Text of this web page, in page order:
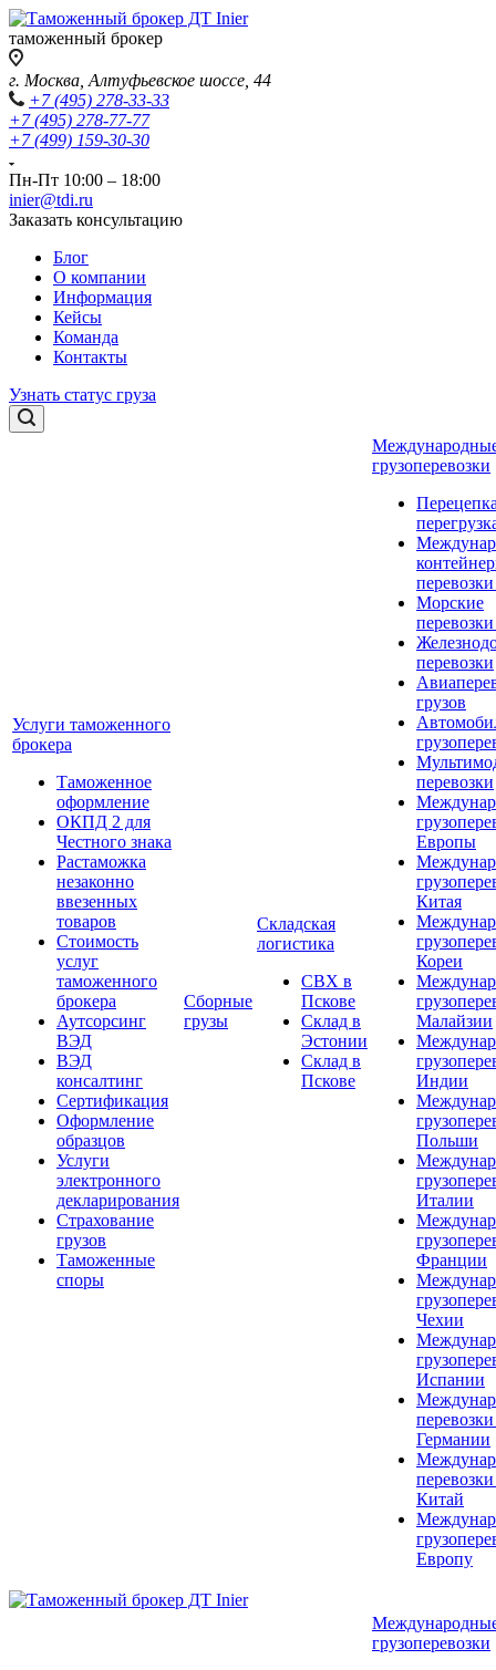
таможенный брокер
г. Москва, Алтуфьевское шоссе, 44
+7 (495) 278-33-33
+7 (495) 278-77-77
+7 (499) 159-30-30
Пн-Пт 10:00 – 18:00
inier@tdi.ru
Заказать консультацию
Блог
О компании
Информация
Кейсы
Команда
Контакты
Узнать статус груза
Услуги таможенного
брокера
Таможенное
оформление
ОКПД 2 для
Честного знака
Растаможка
незаконно
ввезенных
товаров
Стоимость
услуг
таможенного
брокера
Аутсорсинг
ВЭД
ВЭД
консалтинг
Сертификация
Оформление
образцов
Услуги
электронного
декларирования
Страхование
грузов
Таможенные
споры
Сборные
грузы
Складская
логистика
СВХ в
Пскове
Склад в
Эстонии
Склад в
Пскове
грузоперевозки
Морские
перевозки
грузов
перевозки
Европы
Китая
Кореи
Малайзии
Индии
Польши
Италии
Франции
Чехии
Испании
Германии
Китай
Европу
грузоперевозки